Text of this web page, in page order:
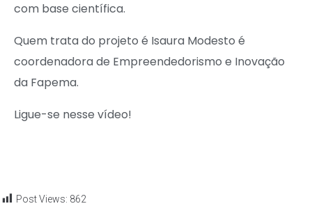
com base científica.
Quem trata do projeto é Isaura Modesto é
coordenadora de Empreendedorismo e Inovação
da Fapema.
Ligue-se nesse vídeo!
Post Views: 862